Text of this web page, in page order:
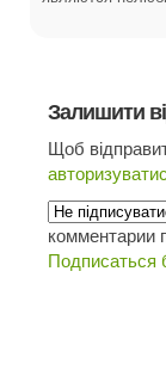
Залишити
Щоб
комментарии
Подписаться